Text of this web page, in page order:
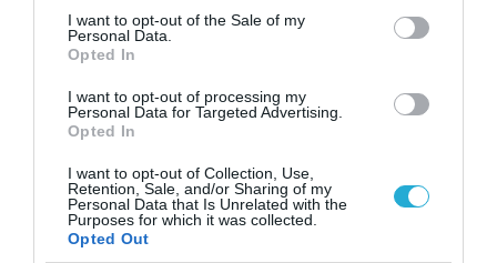
consent section.
I want to opt-out of the Sale of my
Personal Data.
Opted In
I want to opt-out of processing my
Personal Data for Targeted Advertising.
Opted In
I want to opt-out of Collection, Use,
Retention, Sale, and/or Sharing of my
Personal Data that Is Unrelated with the
Purposes for which it was collected.
Opted Out
ΠΡΟΪΟΝΤΑ-ΥΠΗΡΕΣΙΕΣ
Telephoto Master & Leica Live Moment: το
καλοκαιρινά stories μας να ζωντανεύουν
29.07.2026